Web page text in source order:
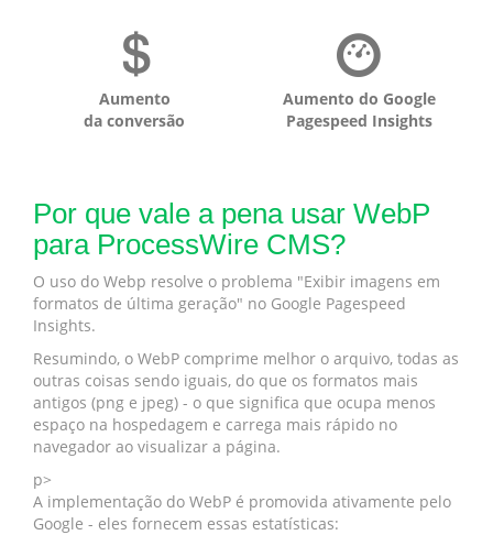
Aumento
da conversão
Aumento do Google
Pagespeed Insights
Por que vale a pena usar WebP
para ProcessWire CMS?
O uso do Webp resolve o problema "Exibir imagens em
formatos de última geração" no Google Pagespeed
Insights.
Resumindo, o WebP comprime melhor o arquivo, todas as
outras coisas sendo iguais, do que os formatos mais
antigos (png e jpeg) - o que significa que ocupa menos
espaço na hospedagem e carrega mais rápido no
navegador ao visualizar a página.
p>
A implementação do WebP é promovida ativamente pelo
Google - eles fornecem essas estatísticas: